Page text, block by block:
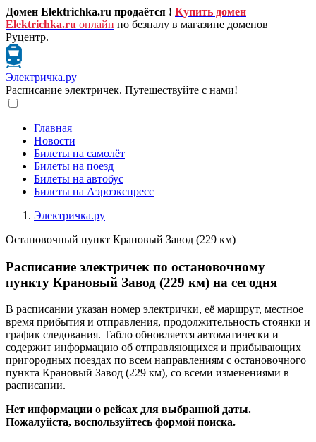
Домен Elektrichka.ru продаётся ! Купить домен
Elektrichka.ru онлайн по безналу в магазине доменов
Руцентр.
Электричка.ру
Расписание электричек. Путешествуйте с нами!
Главная
Новости
Билеты на самолёт
Билеты на поезд
Билеты на автобус
Билеты на Аэроэкспресс
Электричка.ру
Остановочный пункт Крановый Завод (229 км)
Расписание электричек по остановочному
пункту Крановый Завод (229 км) на сегодня
В расписании указан номер электрички, её маршрут, местное
время прибытия и отправления, продолжительность стоянки и
график следования. Табло обновляется автоматически и
содержит информацию об отправляющихся и прибывающих
пригородных поездах по всем направлениям с остановочного
пункта Крановый Завод (229 км), со всеми изменениями в
расписании.
Нет информации о рейсах для выбранной даты.
Пожалуйста, воспользуйтесь формой поиска.